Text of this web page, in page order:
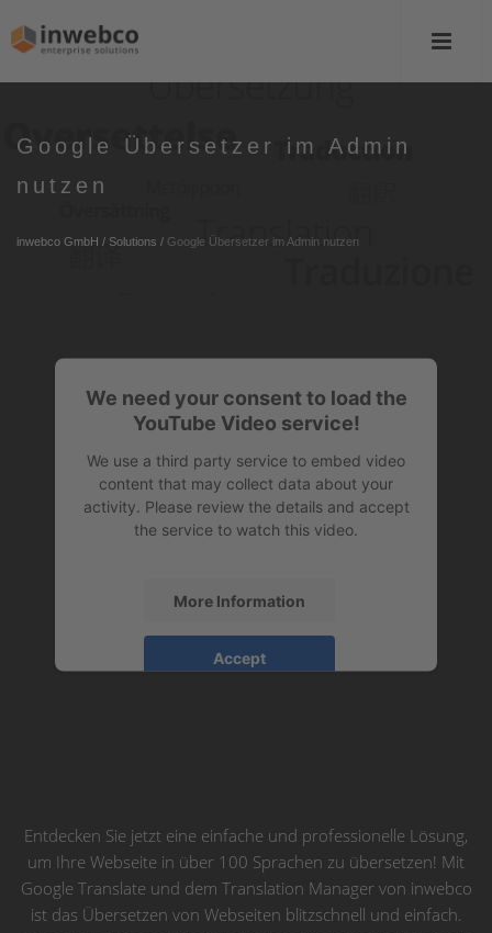
Google Übersetzer im Admin
nutzen
inwebco GmbH / Solutions / Google Übersetzer im Admin nutzen
We need your consent to load the
YouTube Video service!
We use a third party service to embed video
content that may collect data about your
activity. Please review the details and accept
the service to watch this video.
More Information
Accept
Entdecken Sie jetzt eine einfache und professionelle Lösung,
um Ihre Webseite in über 100 Sprachen zu übersetzen! Mit
Google Translate und dem Translation Manager von inwebco
ist das Übersetzen von Webseiten blitzschnell und einfach.